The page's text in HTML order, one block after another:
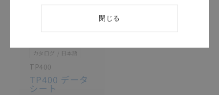
カタログ 日本語
TP400
TP400 データ
シート
閉じる